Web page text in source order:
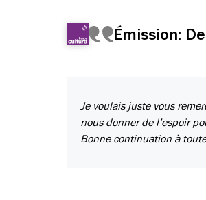
Émission:
Je voulais juste vous
nous donner de l’espoir
Bonne continuation à